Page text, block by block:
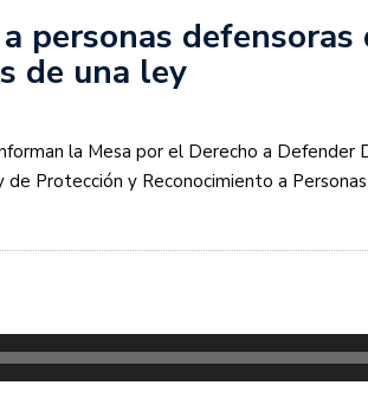
personas defensoras
de una ley
la Mesa por el Derecho a Defender
Protección y Reconocimiento a